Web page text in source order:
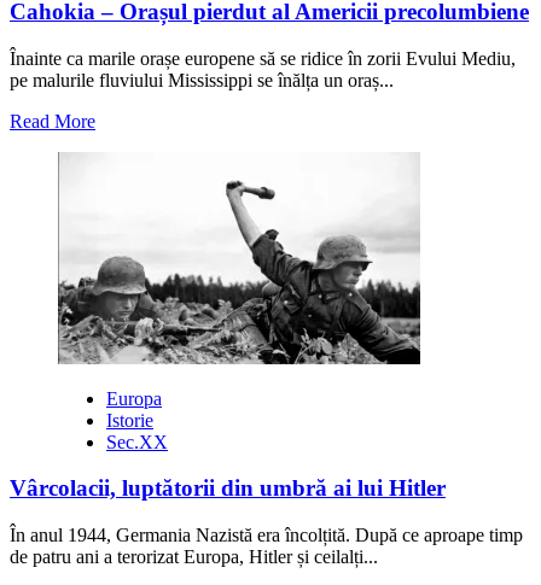
Cahokia – Orașul pierdut al Americii precolumbiene
Înainte ca marile orașe europene să se ridice în zorii Evului Mediu,
pe malurile fluviului Mississippi se înălța un oraș...
Read MoreRead
al
Americii
precolumbiene
Europa
Istorie
Sec.XX
Vârcolacii, luptătorii din umbră ai lui Hitler
În anul 1944, Germania Nazistă era încolțită. După ce aproape timp
de patru ani a terorizat Europa, Hitler și ceilalți...